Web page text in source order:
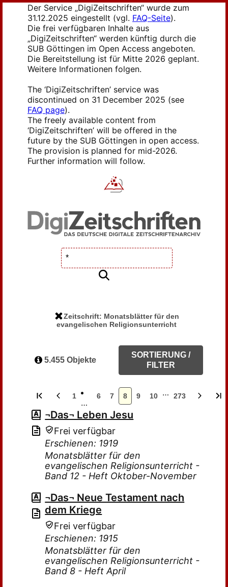
Der Service „DigiZeitschriften“ wurde zum
31.12.2025 eingestellt (vgl. FAQ-Seite).
Die frei verfügbaren Inhalte aus
„DigiZeitschriften“ werden künftig durch die
SUB Göttingen im Open Access angeboten.
Die Bereitstellung ist für Mitte 2026 geplant.
Weitere Informationen folgen.
The ‘DigiZeitschriften’ service was
discontinued on 31 December 2025 (see
FAQ page).
The freely available content from
‘DigiZeitschriften’ will be offered in the
future by the SUB Göttingen in open access.
The provision is planned for mid-2026.
Further information will follow.
Zeitschrift: Monatsblätter für den
evangelischen Religionsunterricht
5.455 Objekte
SORTIERUNG /
FILTER
1
…
6 7 8 9 10 … 273
¬Das¬ Leben Jesu
Frei verfügbar
Erschienen: 1919
Monatsblätter für den
evangelischen Religionsunterricht -
Band 12 - Heft Oktober-November
¬Das¬ Neue Testament nach
dem Kriege
Frei verfügbar
Erschienen: 1915
Monatsblätter für den
evangelischen Religionsunterricht -
Band 8 - Heft April